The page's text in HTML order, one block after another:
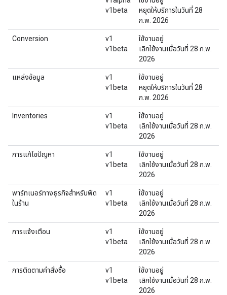
v1beta
หยุดให้บริการในวันที่ 28
ก.พ. 2026
Conversion
v1
v1beta
ใช้งานอยู่
เลิกใช้งานเมื่อวันที่ 28 ก.พ.
2026
แหล่งข้อมูล
v1
v1beta
ใช้งานอยู่
หยุดให้บริการในวันที่ 28
ก.พ. 2026
Inventories
v1
v1beta
ใช้งานอยู่
เลิกใช้งานเมื่อวันที่ 28 ก.พ.
2026
การแก้ไขปัญหา
v1
v1beta
ใช้งานอยู่
เลิกใช้งานเมื่อวันที่ 28 ก.พ.
2026
พาร์ทเนอร์ทางธุรกิจสำหรับฟีด
ในร้าน
v1
v1beta
ใช้งานอยู่
เลิกใช้งานเมื่อวันที่ 28 ก.พ.
2026
การแจ้งเตือน
v1
v1beta
ใช้งานอยู่
เลิกใช้งานเมื่อวันที่ 28 ก.พ.
2026
การติดตามคำสั่งซื้อ
v1
v1beta
ใช้งานอยู่
เลิกใช้งานเมื่อวันที่ 28 ก.พ.
2026